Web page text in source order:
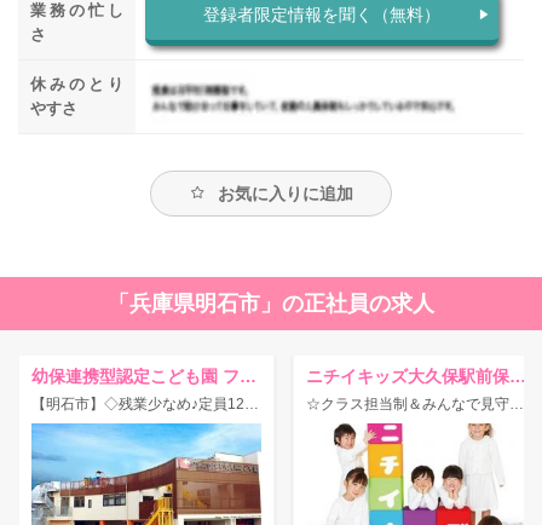
業務の忙し
さ
休みのとり
やすさ
登録者限定情報を聞く（無料）
お気に入りに追加
「兵庫県明石市」の正社員の求人
幼保連携型認定こども園 フェニックス大久保こども園
【明石市】◇残業少なめ♪定員120名の幼保連携型認定こども園！
ニチイキッズ大久保駅前保育園
☆クラス担当制＆みんなで見守る保育☆福利厚生充実の保育園！